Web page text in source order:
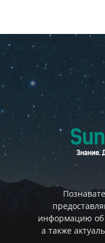
информацию об
а также